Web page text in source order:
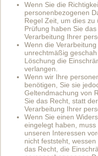
Wenn Sie die
personenbezogenen
Regel Zeit, um dies
Prüfung haben Sie
Verarbeitung Ihrer
Wenn die
unrechtmäßig
Löschung die
verlangen.
Wenn wir Ihre
benötigen, Sie sie
Geltendmachung von
Sie das Recht, statt
Verarbeitung Ihrer
Wenn Sie einen
eingelegt haben,
unseren Interessen
nicht feststeht,
das Recht, die